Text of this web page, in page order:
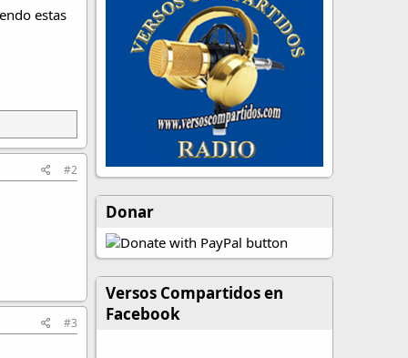
estas
#2
#3
Donar
Versos Compartidos en
Facebook